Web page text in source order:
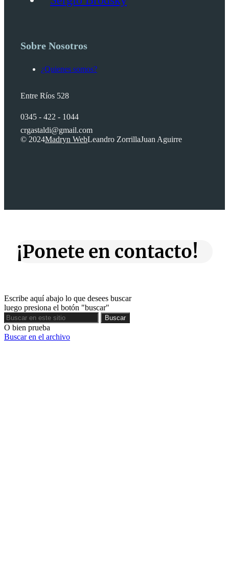
Sobre Nosotros
¿Quienes somos?
Entre Ríos 528
0345 - 422 - 1044
crgastaldi@gmail.com
© 2024Madryn WebLeandro ZorrillaJuan Aguirre
¡Ponete en contacto!
Escribe aquí abajo lo que desees buscar
luego presiona el botón "buscar"
Buscar
Buscar
O bien prueba
Buscar en el archivo